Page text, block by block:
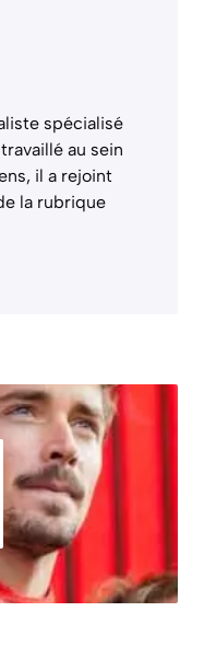
spécialisé
au sein
il a rejoint
la rubrique